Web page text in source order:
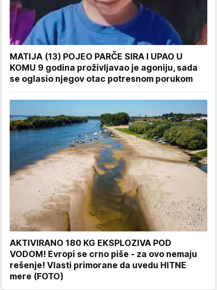
MATIJA (13) POJEO PARČE SIRA I UPAO U
KOMU 9 godina proživljavao je agoniju, sada
se oglasio njegov otac potresnom porukom
AKTIVIRANO 180 KG EKSPLOZIVA POD
VODOM! Evropi se crno piše - za ovo nemaju
rešenje! Vlasti primorane da uvedu HITNE
mere (FOTO)